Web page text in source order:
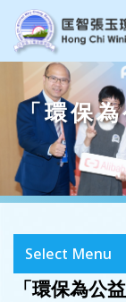
「環保
Select Menu
「環保為公